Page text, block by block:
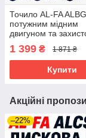
Точило AL-FA
потужним мідним
двигуном та
1 399 ₴ 1 871 ₴
Купити
Акційні
–22%